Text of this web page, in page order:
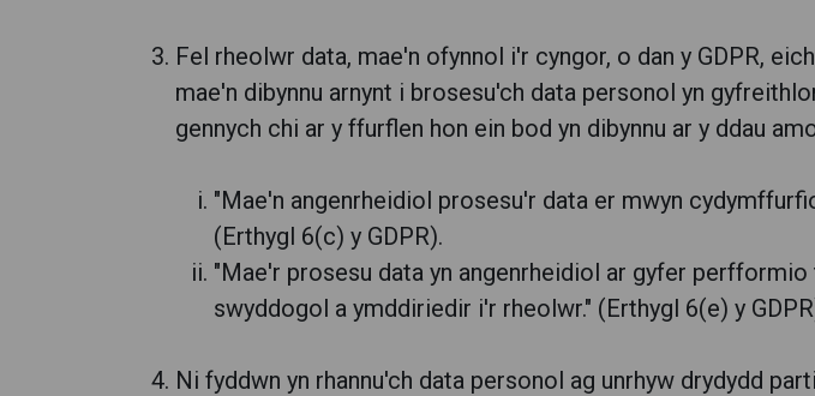
Fel rheolwr data, mae'n ofynnol i'r cyngor, o dan y GDPR,
mae'n dibynnu arnynt i brosesu'ch data personol yn
gennych chi ar y ffurflen hon ein bod yn dibynnu ar y ddau
"Mae'n angenrheidiol prosesu'r data er mwyn
(Erthygl 6(c) y GDPR).
"Mae'r prosesu data yn angenrheidiol ar gyfer
swyddogol a ymddiriedir i'r rheolwr." (Erthygl 6(e) y
Ni fyddwn yn rhannu'ch data personol ag unrhyw drydydd